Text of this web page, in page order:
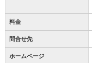
料金
問合せ先
ホームページ